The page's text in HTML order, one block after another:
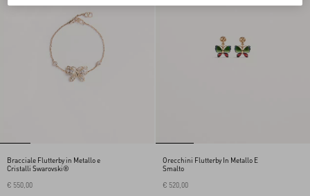
Bracciale Flutterby in Metallo e
Cristalli Swarovski®
€ 550,00
Orecchini Flutterby In Metallo E
Smalto
€ 520,00